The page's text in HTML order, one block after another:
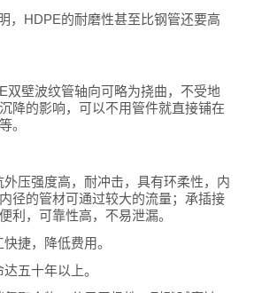
，HDPE的耐磨性甚至比钢管还要高
双壁波纹管轴向可略为挠曲，不受地
降的影响，可以不用管件就直接铺在
。
外压强度高，耐冲击，具有环柔性，内
径的管材可通过较大的流量；承插接
利，可靠性高，不易泄漏。
捷，降低费用。
五十年以上。